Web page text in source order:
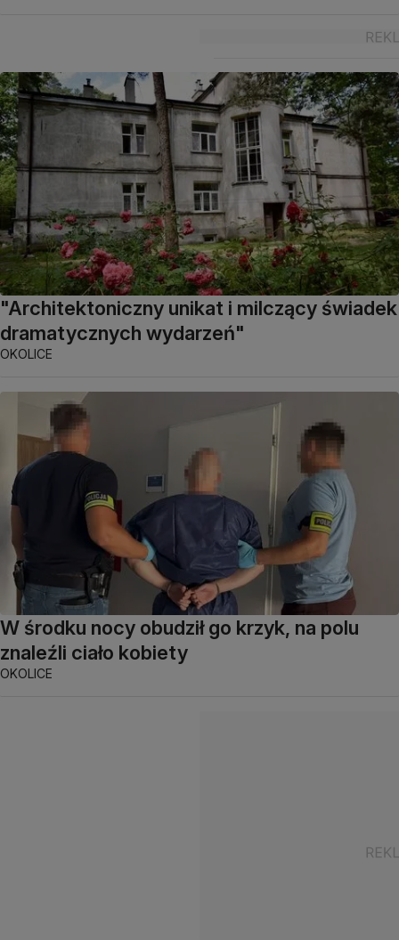
"Architektoniczny unikat i milczący świadek
dramatycznych wydarzeń"
OKOLICE
W środku nocy obudził go krzyk, na polu
znaleźli ciało kobiety
OKOLICE